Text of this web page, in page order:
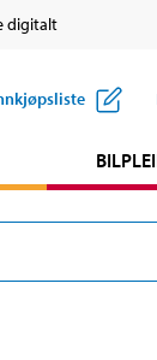
digitalt